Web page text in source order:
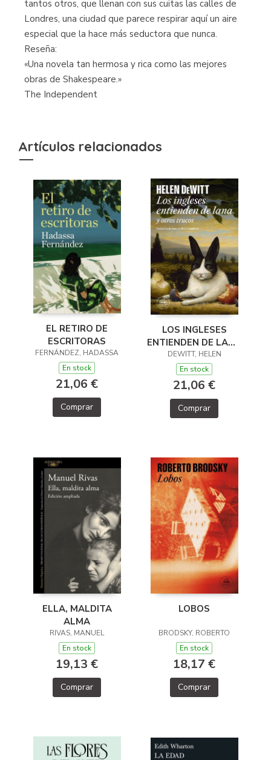
tantos otros, que llenan con sus cuitas las calles de
Londres, una ciudad que parece respirar aquí un aire
especial que la hace más seductora que nunca.
Reseña:
«Una novela tan hermosa y rica como las mejores
obras de Shakespeare.»
The Independent
Artículos relacionados
EL RETIRO DE
ESCRITORAS
FERNÁNDEZ, HADASSA
En stock
21,06 €
Comprar
LOS INGLESES
ENTIENDEN DE LANA
(Y OTROS TRUCOS)
DEWITT, HELEN
En stock
21,06 €
Comprar
ELLA, MALDITA
ALMA
RIVAS, MANUEL
En stock
19,13 €
Comprar
LOBOS
BRODSKY, ROBERTO
En stock
18,17 €
Comprar